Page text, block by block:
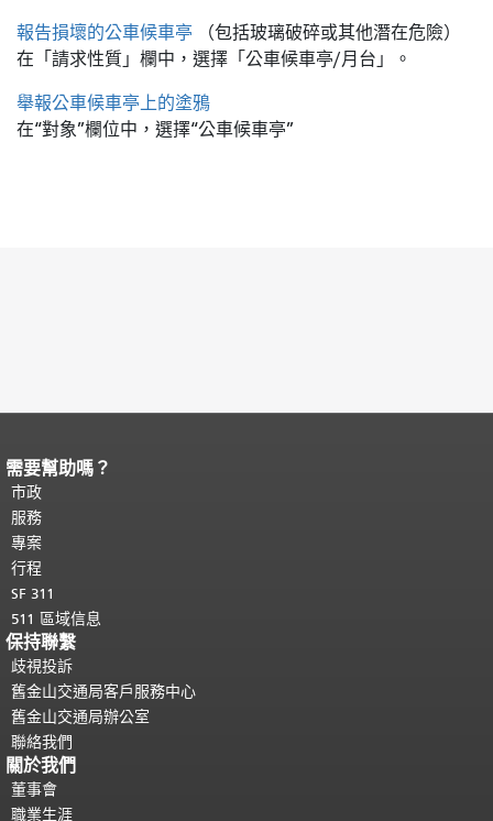
報告損壞的公車候車亭 （包括玻璃破碎或其他潛在危險）
在「請求性質」欄中，選擇「公車候車亭/月台」。
舉報公車候車亭上的塗鴉
在“對象”欄位中，選擇“公車候車亭”
頁面內容結束。
都會重複顯示。
需要幫助嗎？
市政
服務
專案
行程
SF 311
511 區域信息
保持聯繫
歧視投訴
舊金山交通局客戶服務中心
舊金山交通局辦公室
聯絡我們
關於我們
董事會
職業生涯